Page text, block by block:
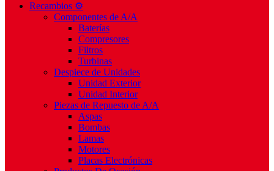
Recambios ⚙️
Componentes de A/A
Baterías
Compresores
Filtros
Turbinas
Despiece de Unidades
Unidad Exterior
Unidad Interior
Piezas de Repuesto de A/A
Aspas
Bombas
Lamas
Motores
Placas Electrónicas